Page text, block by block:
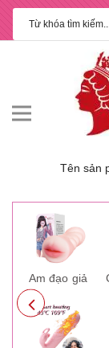
Tên sản
Âm đạo giả